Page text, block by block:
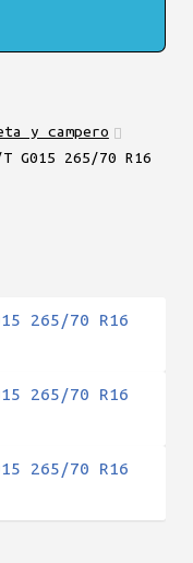
y campero
G015 265/70 R16